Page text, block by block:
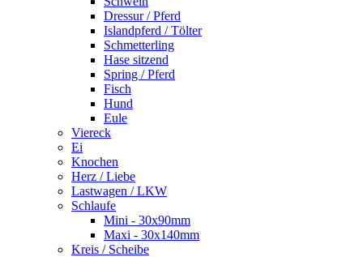
Dressur / Pferd
Islandpferd / Tölter
Schmetterling
Hase sitzend
Spring / Pferd
Fisch
Hund
Eule
Viereck
Ei
Knochen
Herz / Liebe
Lastwagen / LKW
Schlaufe
Mini - 30x90mm
Maxi - 30x140mm
Kreis / Scheibe